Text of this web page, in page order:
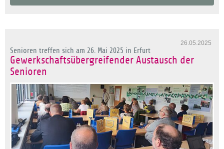
26.05.2025
Senioren treffen sich am 26. Mai 2025 in Erfurt
Gewerkschaftsübergreifender Austausch der
Senioren